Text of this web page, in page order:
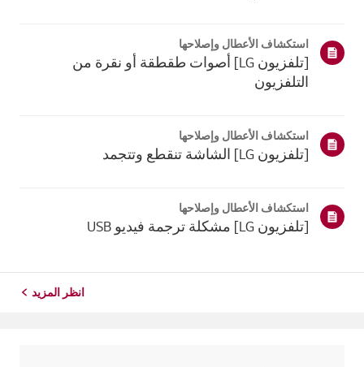
استكشاف الأعطال وإصلاحها
[تلفزيون LG] أصوات طقطقة أو نقرة من
التلفزيون
استكشاف الأعطال وإصلاحها
[تلفزيون LG] الشاشة تنقطع وتتجمد
استكشاف الأعطال وإصلاحها
[تلفزيون LG] مشكلة ترجمة فيديو USB
انظر المزيد